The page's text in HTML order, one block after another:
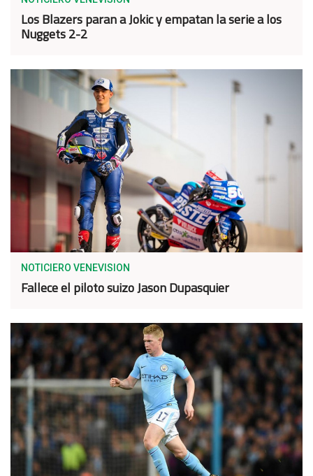
Los Blazers paran a Jokic y empatan la serie a los
Nuggets 2-2
NOTICIERO VENEVISION
Fallece el piloto suizo Jason Dupasquier